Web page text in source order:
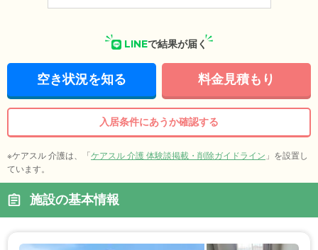
LINEで結果が届く
空き状況を知る 料金見積もり
入居条件にあうか確認する
※ケアスル 介護は、「ケアスル 介護 体験談掲載・削除ガイドライン 」を設置し
ています。
施設の基本情報